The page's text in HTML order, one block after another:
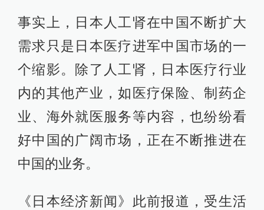
事实上，日本人工肾在中国不断扩大
需求只是日本医疗进军中国市场的一
个缩影。除了人工肾，日本医疗行业
内的其他产业，如医疗保险、制药企
业、海外就医服务等内容，也纷纷看
好中国的广阔市场，正在不断推进在
中国的业务。
《日本经济新闻》此前报道，受生活